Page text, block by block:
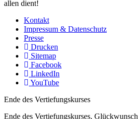
allen dient!
Kontakt
Impressum & Datenschutz
Presse
Drucken
Sitemap
Facebook
LinkedIn
YouTube
Ende des Vertiefungskurses
Ende des Vertiefungskurses, Glückwunsch